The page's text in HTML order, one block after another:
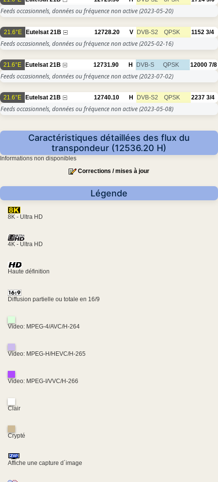
Feeds occasionnels, données ou fréquence non active(2023-05-20)
21.6°E Eutelsat 21B 12728.20 V DVB-S2 QPSK 1152 3/4
Feeds occasionnels, données ou fréquence non active(2025-02-16)
21.6°E Eutelsat 21B 12731.90 H DVB-S QPSK 12000 7/8
Feeds occasionnels, données ou fréquence non active(2023-07-02)
21.6°E Eutelsat 21B 12740.10 H DVB-S2 QPSK 2237 3/4
Feeds occasionnels, données ou fréquence non active(2023-05-08)
Caractéristiques détaillées des flux du
transpondeur (12536.20 H)
Informations non disponibles
Corrections / mises à jour
Légende
8K - Ultra HD
4K - Ultra HD
Haute définition
Diffusion partielle ou totale en 16/9
Video: MPEG-4/AVC/H-264
Video: MPEG-H/HEVC/H-265
Video: MPEG-I/VVC/H-266
Clair
Crypté
Affiche une capture d´image